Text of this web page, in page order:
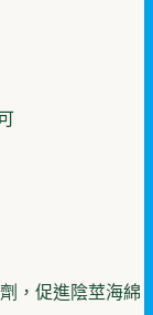
，促進陰莖海綿